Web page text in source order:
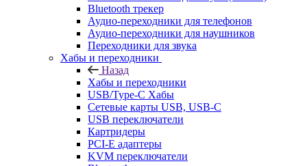
Bluetooth трекер
Аудио-переходники для телефонов
Аудио-переходники для наушников
Переходники для звука
Хабы и переходники
Назад
Хабы и переходники
USB/Type-C Хабы
Сетевые карты USB, USB-C
USB переключатели
Картридеры
PCI-E адаптеры
KVM переключатели